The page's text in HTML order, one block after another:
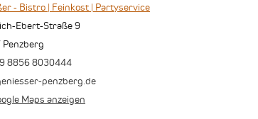
- Bistro | Feinkost | Partyservice
Ebert-Straße 9
Penzberg
8856 8030444
penzberg.de
Maps anzeigen